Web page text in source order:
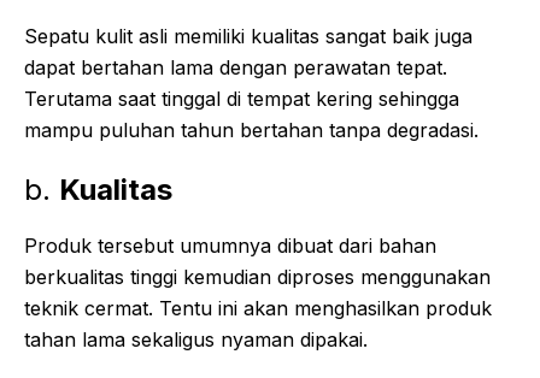
Sepatu kulit asli memiliki kualitas sangat baik juga
dapat bertahan lama dengan perawatan tepat.
Terutama saat tinggal di tempat kering sehingga
mampu puluhan tahun bertahan tanpa degradasi.
b. Kualitas
Produk tersebut umumnya dibuat dari bahan
berkualitas tinggi kemudian diproses menggunakan
teknik cermat. Tentu ini akan menghasilkan produk
tahan lama sekaligus nyaman dipakai.